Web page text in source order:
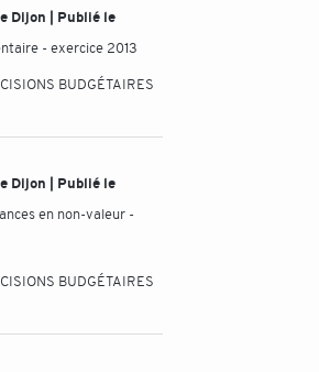
Dijon | Publié le
- exercice 2013
BUDGÉTAIRES
Dijon | Publié le
en non-valeur -
BUDGÉTAIRES